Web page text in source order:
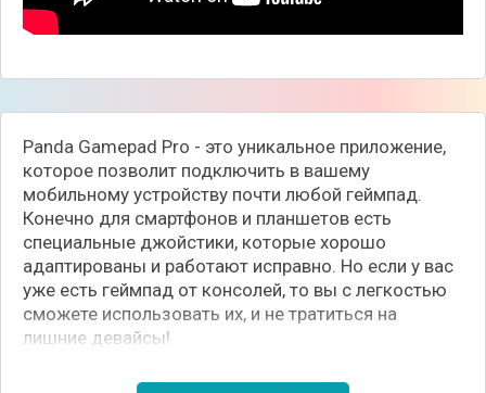
Panda Gamepad Pro - это уникальное приложение,
которое позволит подключить в вашему
мобильному устройству почти любой геймпад.
Конечно для смартфонов и планшетов есть
специальные джойстики, которые хорошо
адаптированы и работают исправно. Но если у вас
уже есть геймпад от консолей, то вы с легкостью
сможете использовать их, и не тратиться на
лишние девайсы!